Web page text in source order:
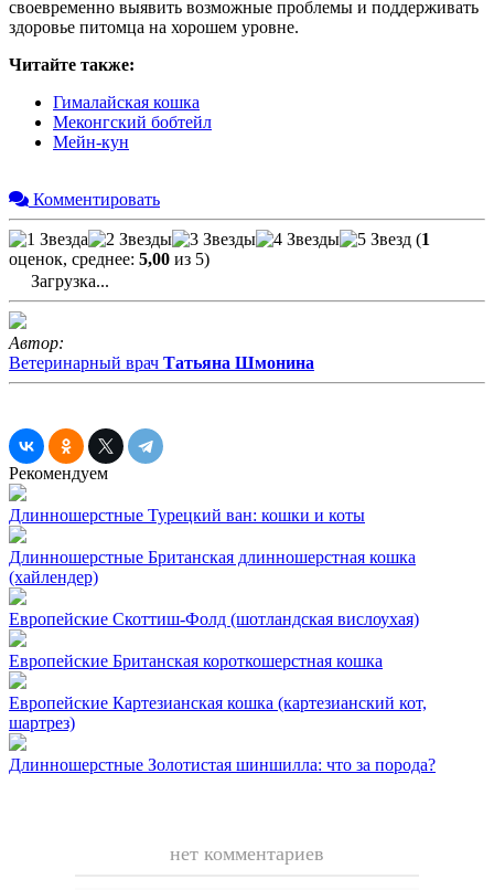
своевременно выявить возможные проблемы и поддерживать
здоровье питомца на хорошем уровне.
Читайте также:
Гималайская кошка
Меконгский бобтейл
Мейн-кун
Комментировать
(1
оценок, среднее: 5,00 из 5)
Загрузка...
Автор:
Ветеринарный врач Татьяна Шмонина
Рекомендуем
Длинношерстные Турецкий ван: кошки и коты
Длинношерстные Британская длинношерстная кошка
(хайлендер)
Европейские Скоттиш-Фолд (шотландская вислоухая)
Европейские Британская короткошерстная кошка
Европейские Картезианская кошка (картезианский кот,
шартрез)
Длинношерстные Золотистая шиншилла: что за порода?
нет комментариев